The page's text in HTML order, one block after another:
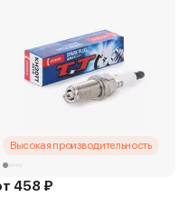
Высокая производительность
458 ₽